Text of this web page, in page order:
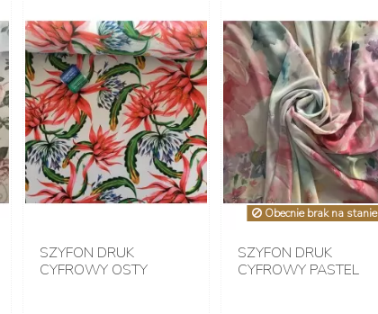
SZYFON DRUK
CYFROWY OSTY
Obecnie brak na stanie
SZYFON DRUK
CYFROWY PASTEL